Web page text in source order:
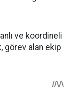
ve koordineli
görev alan ekip